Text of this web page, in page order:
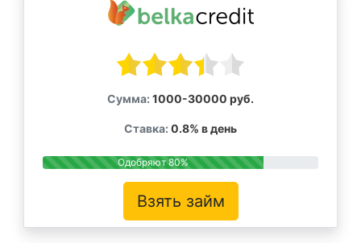
Сумма: 1000-30000 руб.
Ставка: 0.8% в день
Одобряют 80%
Взять займ